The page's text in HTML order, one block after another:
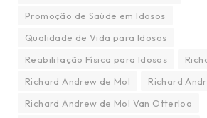
Promoção de Saúde em Idosos
Qualidade de Vida para Idosos
Reabilitação Física para Idosos
Richard Andrew de Mol
Richard
Richard Andrew de Mol Van Otterloo